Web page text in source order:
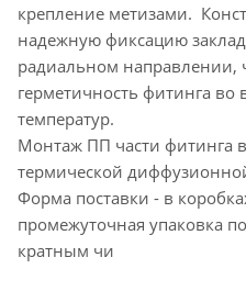
крепление метизами.
надежную фиксацию
радиальном направлении,
герметичность фитинга во
температур.
Монтаж ПП части фитинга
термической
Форма поставки - в
промежуточная упаковка
кратным чи